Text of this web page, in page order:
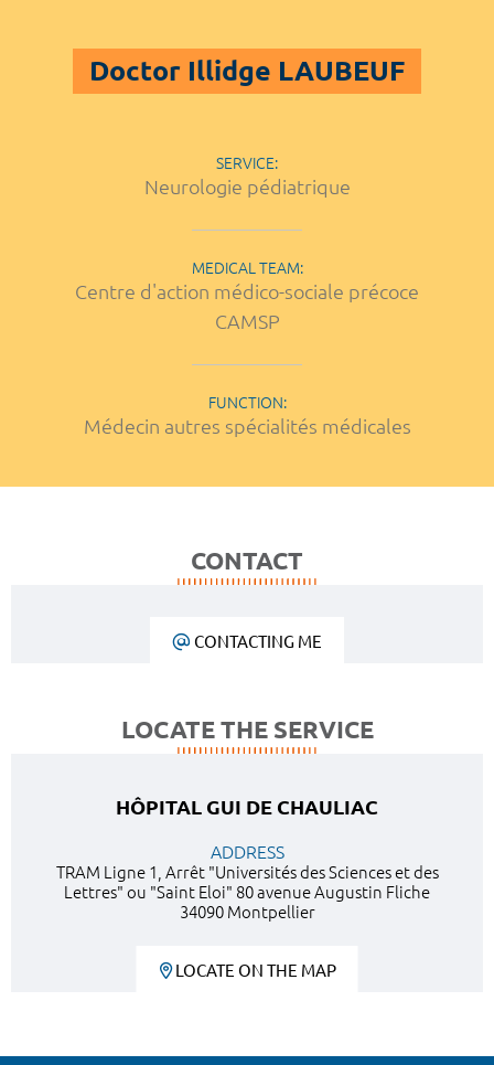
Doctor Illidge LAUBEUF
SERVICE:
Neurologie pédiatrique
MEDICAL TEAM:
Centre d'action médico-sociale précoce
CAMSP
FUNCTION:
Médecin autres spécialités médicales
CONTACT
CONTACTING ME
LOCATE THE SERVICE
HÔPITAL GUI DE CHAULIAC
ADDRESS
TRAM Ligne 1, Arrêt "Universités des Sciences et des
Lettres" ou "Saint Eloi" 80 avenue Augustin Fliche
34090 Montpellier
LOCATE ON THE MAP